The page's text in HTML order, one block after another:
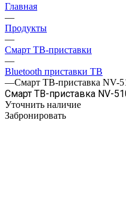
Главная
—
Продукты
—
Смарт ТВ-приставки
—
Bluetooth приставки ТВ
—Смарт ТВ-приставка NV-
Смарт ТВ-приставка NV-
Уточнить наличие
Забронировать